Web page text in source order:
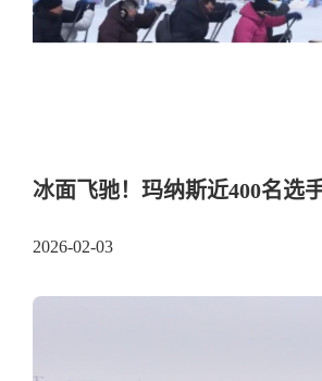
冰面飞驰！玛纳斯近400名选
2026-02-03